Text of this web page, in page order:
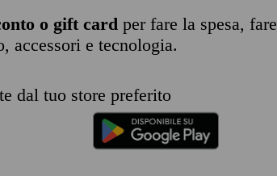
o gift card per fare la spesa, fare
accessori e tecnologia.
dal tuo store preferito